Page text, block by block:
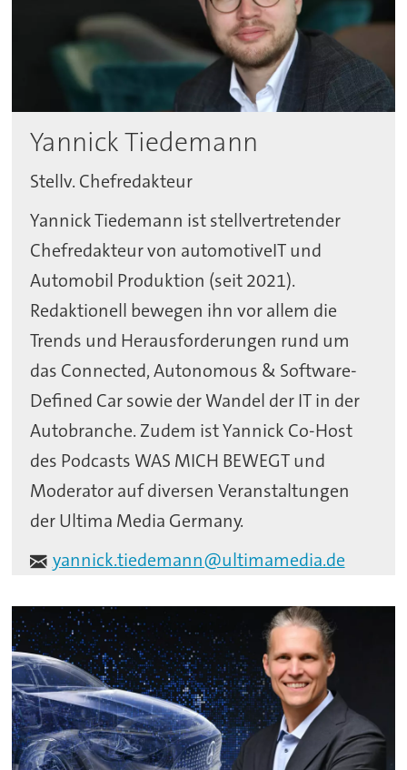
Yannick Tiedemann
Stellv. Chefredakteur
Yannick Tiedemann ist stellvertretender
Chefredakteur von automotiveIT und
Automobil Produktion (seit 2021).
Redaktionell bewegen ihn vor allem die
Trends und Herausforderungen rund um
das Connected, Autonomous & Software-
Defined Car sowie der Wandel der IT in der
Autobranche. Zudem ist Yannick Co-Host
des Podcasts WAS MICH BEWEGT und
Moderator auf diversen Veranstaltungen
der Ultima Media Germany.
yannick.tiedemann@ultimamedia.de